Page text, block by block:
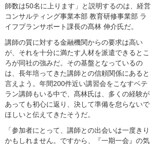
師数は50名に上ります」と説明するのは、経営
コンサルティング事業本部 教育研修事業部 ラ
イフプランサポート課長の髙林 伸介氏だ。
講師の質に対する金融機関からの要求は高い
が、それを十分に満たす人材を派遣できるとこ
ろが同社の強みだ。その基盤となっているの
は、長年培ってきた講師との信頼関係にあると
言えよう。年間200件近い講習会をこなすベテ
ラン講師もいる中で、髙林氏は、多くの経験が
あっても初心に返り、決して準備を怠らないで
ほしいと伝えてきたそうだ。
「参加者にとって、講師との出会いは一度きり
かもしれません。ですから、『一期一会』の気